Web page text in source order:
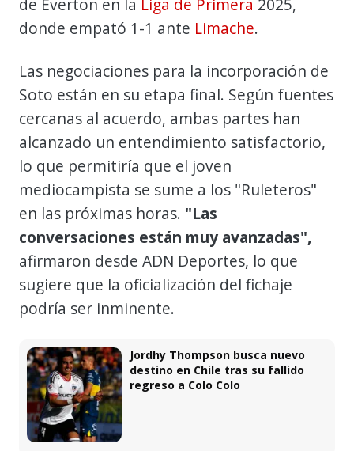
donde empató 1-1 ante Limache.
Las negociaciones para la incorporación de
Soto están en su etapa final. Según fuentes
cercanas al acuerdo, ambas partes han
alcanzado un entendimiento satisfactorio,
lo que permitiría que el joven
mediocampista se sume a los "Ruleteros"
en las próximas horas. "Las
conversaciones están muy avanzadas",
afirmaron desde ADN Deportes, lo que
sugiere que la oficialización del fichaje
podría ser inminente.
Jordhy Thompson busca nuevo
destino en Chile tras su fallido
regreso a Colo Colo